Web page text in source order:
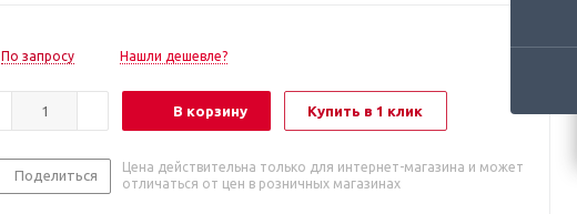
По запросу Нашли дешевле?
В корзину Купить в 1 клик
Поделиться
Цена действительна только для интернет-магазина и может
отличаться от цен в розничных магазинах